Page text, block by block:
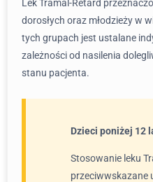
Lek Tramal-Retard
dorosłych oraz młodzieży w
tych grupach jest ustalane
zależności od nasilenia
stanu pacjenta.
Dzieci poniżej 12
Stosowanie leku
przeciwwskazane